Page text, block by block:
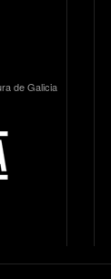
de Galicia